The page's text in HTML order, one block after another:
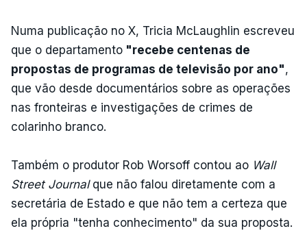
Numa publicação no X, Tricia McLaughlin escreveu
que o departamento "recebe centenas de
propostas de programas de televisão por ano",
que vão desde documentários sobre as operações
nas fronteiras e investigações de crimes de
colarinho branco.
Também o produtor Rob Worsoff contou ao Wall
Street Journal que não falou diretamente com a
secretária de Estado e que não tem a certeza que
ela própria "tenha conhecimento" da sua proposta.